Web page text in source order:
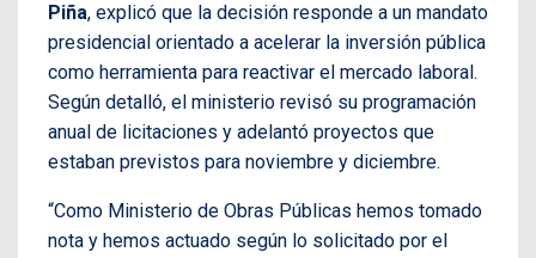
Piña, explicó que la decisión responde a un mandato
presidencial orientado a acelerar la inversión pública
como herramienta para reactivar el mercado laboral.
Según detalló, el ministerio revisó su programación
anual de licitaciones y adelantó proyectos que
estaban previstos para noviembre y diciembre.
“Como Ministerio de Obras Públicas hemos tomado
nota y hemos actuado según lo solicitado por el